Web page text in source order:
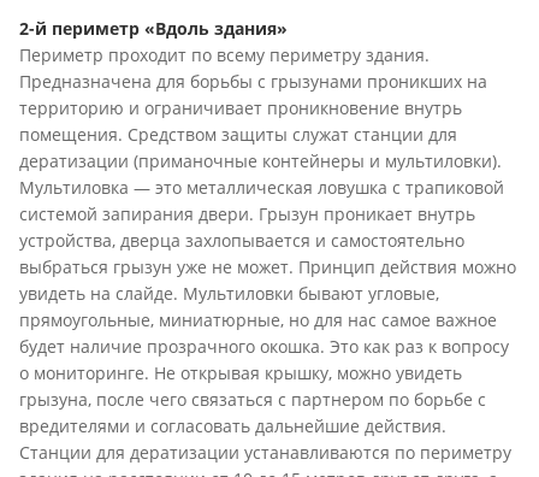
2-й периметр «Вдоль здания»
Периметр проходит по всему периметру здания.
Предназначена для борьбы с грызунами проникших на
территорию и ограничивает проникновение внутрь
помещения. Средством защиты служат станции для
дератизации (приманочные контейнеры и мультиловки).
Мультиловка — это металлическая ловушка с трапиковой
системой запирания двери. Грызун проникает внутрь
устройства, дверца захлопывается и самостоятельно
выбраться грызун уже не может. Принцип действия можно
увидеть на слайде. Мультиловки бывают угловые,
прямоугольные, миниатюрные, но для нас самое важное
будет наличие прозрачного окошка. Это как раз к вопросу
о мониторинге. Не открывая крышку, можно увидеть
грызуна, после чего связаться с партнером по борьбе с
вредителями и согласовать дальнейшие действия.
Станции для дератизации устанавливаются по периметру